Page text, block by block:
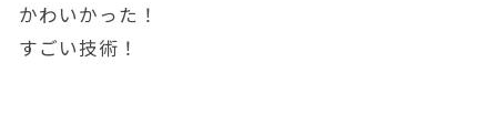
かわいかった！
すごい技術！